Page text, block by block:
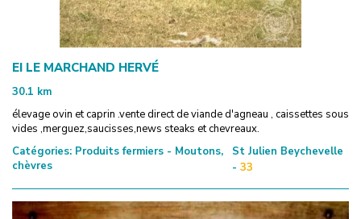
EI LE MARCHAND HERVÉ
30.1 km
élevage ovin et caprin .vente direct de viande d'agneau , caissettes sous
vides ,merguez,saucisses,news steaks et chevreaux.
Catégories: Produits fermiers - Moutons,
chèvres
St Julien Beychevelle
- 33